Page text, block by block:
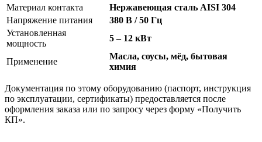
Материал контакта
Нержавеющая сталь AISI 304
Напряжение питания
380 В / 50 Гц
Установленная
мощность
5 – 12 кВт
Применение
Масла, соусы, мёд, бытовая
химия
Документация по этому оборудованию (паспорт, инструкция
по эксплуатации, сертификаты) предоставляется после
оформления заказа или по запросу через форму «Получить
КП».